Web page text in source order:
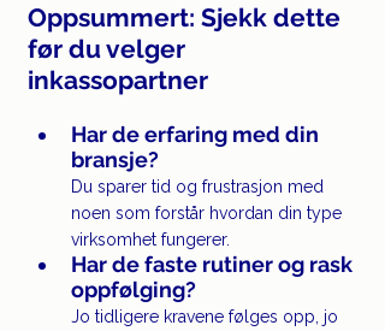
Oppsummert: Sjekk dette
før du velger
inkassopartner
Har de erfaring med din
bransje?
Du sparer tid og frustrasjon med
noen som forstår hvordan din type
virksomhet fungerer.
Har de faste rutiner og rask
oppfølging?
Jo tidligere kravene følges opp, jo